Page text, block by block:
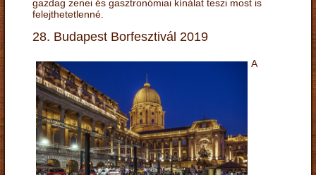
gazdag zenei és gasztronómiai kínálat teszi most is
felejthetetlenné.
28. Budapest Borfesztivál 2019
A